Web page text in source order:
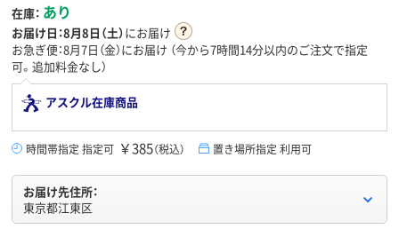
在庫： あり
お届け日：8月8日（土）にお届け
お急ぎ便：8月7日（金）にお届け （今から7時間14分以内のご注文で指定
可。追加料金なし）
アスクル在庫商品
時間帯指定 指定可 ￥385（税込） 置き場所指定 利用可
お届け先住所：
東京都江東区